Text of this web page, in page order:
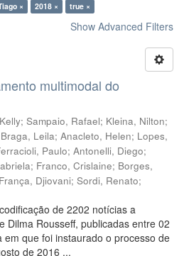
× 2018 × true ×
Show Advanced Filters
multimodal do
; Sampaio, Rafael; Kleina, Nilton;
Braga, Leila; Anacleto, Helen; Lopes,
Paulo; Antonelli, Diego;
; Franco, Crislaine; Borges,
França, Djiovani; Sordi, Renato;
de 2202 notícias a
Dilma Rousseff, publicadas entre 02
que foi instaurado o processo de
de 2016 ...